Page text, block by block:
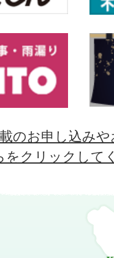
のお申し込み
をクリックして